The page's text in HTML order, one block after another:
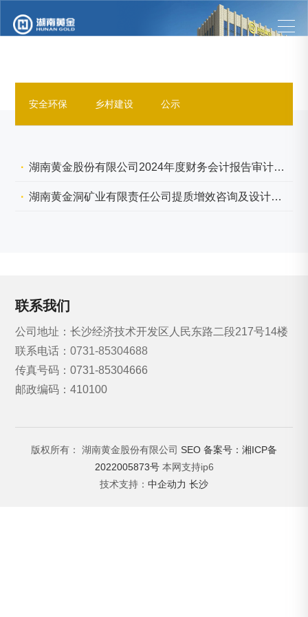
安全环保 乡村建设 公示
湖南黄金股份有限公司2024年度财务会计报告审计及内部控制审计项目采购公告
湖南黄金洞矿业有限责任公司提质增效咨询及设计服务项目招标公告
联系我们
公司地址：长沙经济技术开发区人民东路二段217号14楼
联系电话：0731-85304688
传真号码：0731-85304666
邮政编码：410100
版权所有： 湖南黄金股份有限公司 SEO 备案号：湘ICP备
2022005873号本网支持ip6
技术支持： 中企动力 长沙